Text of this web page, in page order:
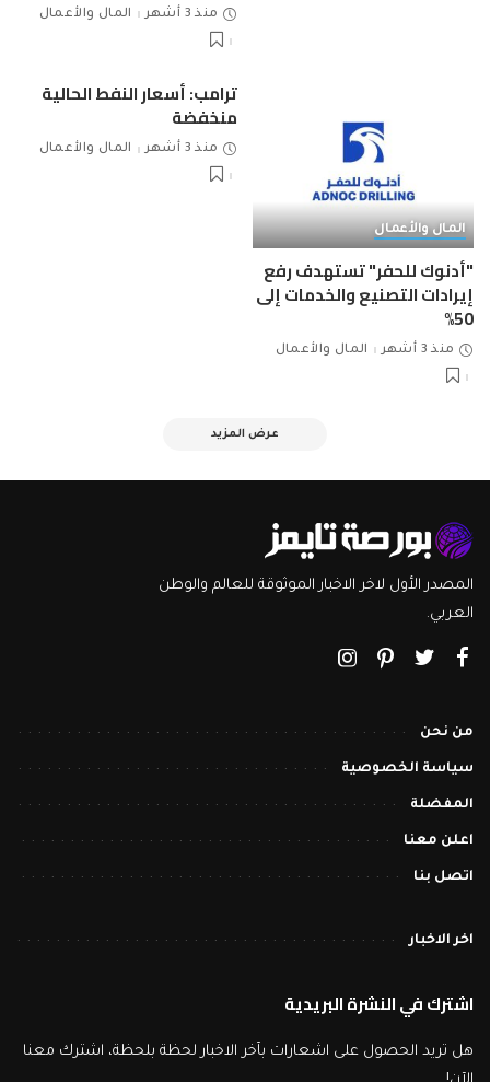
منذ 3 أشهر المال والأعمال
المال والأعمال
"أدنوك للحفر" تستهدف رفع
إيرادات التصنيع والخدمات إلى
50%
منذ 3 أشهر المال والأعمال
ترامب: أسعار النفط الحالية
منخفضة
منذ 3 أشهر المال والأعمال
عرض المزيد
المصدر الأول لاخر الاخبار الموثوقة للعالم والوطن
العربي.
من نحن
سياسة الخصوصية
المفضلة
اعلن معنا
اتصل بنا
اخر الاخبار
اشترك في النشرة البريدية
هل تريد الحصول على اشعارات بآخر الاخبار لحظة بلحظة، اشترك معنا